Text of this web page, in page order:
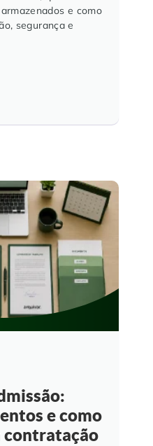
e como
segurança e
e como
contratação